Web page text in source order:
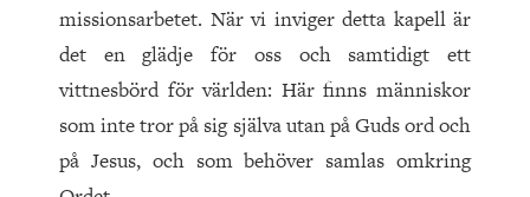
missionsarbetet. När vi inviger detta kapell är
det en glädje för oss och samtidigt ett
vittnesbörd för världen: Här finns människor
som inte tror på sig själva utan på Guds ord och
på Jesus, och som behöver samlas omkring